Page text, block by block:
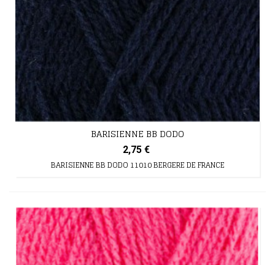
BARISIENNE BB DODO
2,75 €
BARISIENNE BB DODO 11010 BERGERE DE FRANCE